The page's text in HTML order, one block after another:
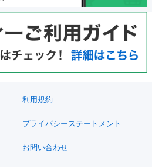
利用規約
プライバシーステートメント
お問い合わせ